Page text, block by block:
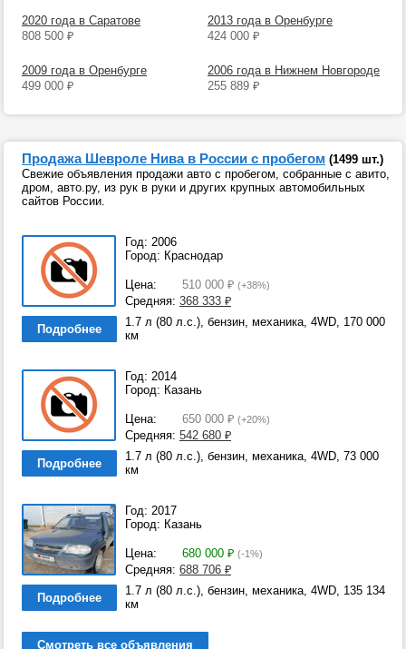
2020 года в Саратове
808 500 ₽
2013 года в Оренбурге
424 000 ₽
2009 года в Оренбурге
499 000 ₽
2006 года в Нижнем Новгороде
255 889 ₽
Продажа Шевроле Нива в России с пробегом (1499 шт.)
Свежие объявления продажи авто с пробегом, собранные с авито,
дром, авто.ру, из рук в руки и других крупных автомобильных
сайтов России.
Год: 2006
Город: Краснодар
Цена: 510 000 ₽ (+38%)
Средняя: 368 333 ₽
Подробнее
1.7 л (80 л.с.), бензин, механика, 4WD, 170 000
км
Год: 2014
Город: Казань
Цена: 650 000 ₽ (+20%)
Средняя: 542 680 ₽
Подробнее
1.7 л (80 л.с.), бензин, механика, 4WD, 73 000
км
Год: 2017
Город: Казань
Цена: 680 000 ₽ (-1%)
Средняя: 688 706 ₽
Подробнее
1.7 л (80 л.с.), бензин, механика, 4WD, 135 134
км
Смотреть все объявления